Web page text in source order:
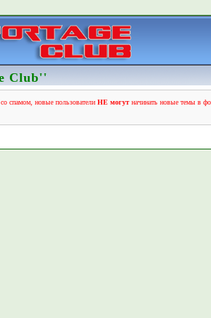
Club''
спамом, новые пользователи НЕ могутначинать новые темы в